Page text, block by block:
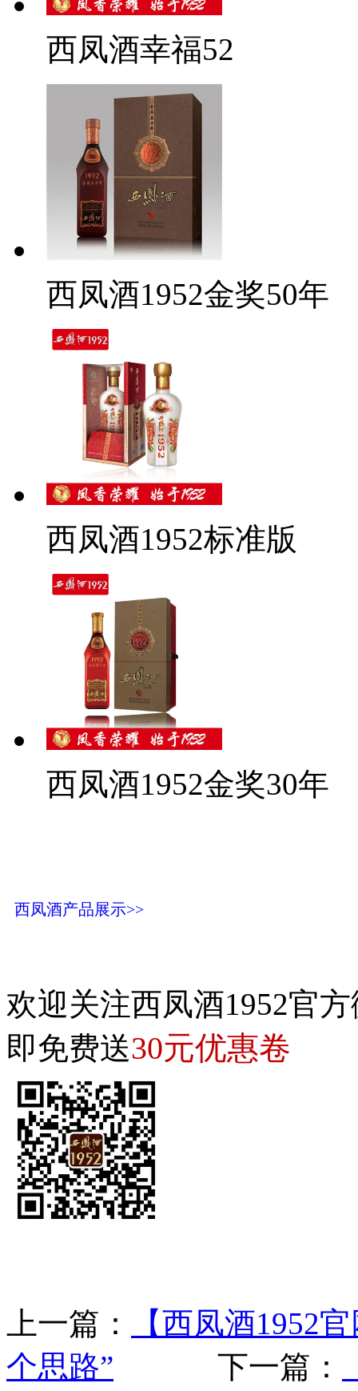
西凤酒幸福52
西凤酒1952金奖50年
西凤酒1952标准版
西凤酒1952金奖30年
西凤酒产品展示>>
欢迎关注西凤酒1952官
即免费送30元优惠卷
上一篇：
【西凤酒1952
个思路” 下一篇：